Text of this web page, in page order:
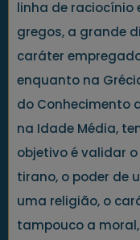
linha de raciocínio
gregos, a grande
caráter
enquanto na
do Conhecimento
na Idade Média,
objetivo é validar
tirano, o poder de
uma religião, o
tampouco a